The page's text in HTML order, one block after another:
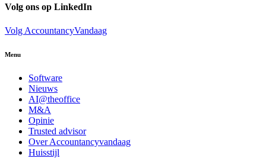
Volg ons op LinkedIn
Volg AccountancyVandaag
Menu
Software
Nieuws
AI@theoffice
M&A
Opinie
Trusted advisor
Over Accountancyvandaag
Huisstijl